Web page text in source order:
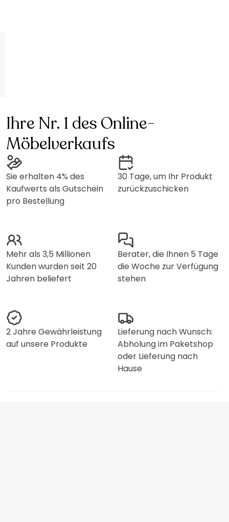
Ihre Nr. 1 des Online-
Möbelverkaufs
Sie erhalten 4% des
Kaufwerts als Gutschein
pro Bestellung
30 Tage, um Ihr Produkt
zurückzuschicken
Mehr als 3,5 Millionen
Kunden wurden seit 20
Jahren beliefert
Berater, die Ihnen 5 Tage
die Woche zur Verfügung
stehen
2 Jahre Gewährleistung
auf unsere Produkte
Lieferung nach Wunsch:
Abholung im Paketshop
oder Lieferung nach
Hause